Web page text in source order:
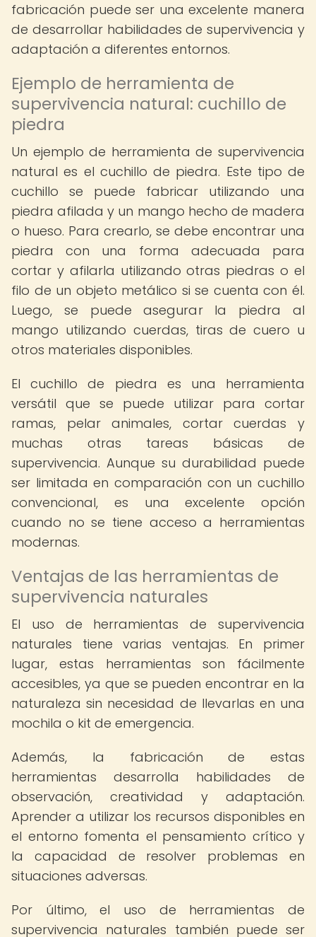
fabricación puede ser una excelente manera
de desarrollar habilidades de supervivencia y
adaptación a diferentes entornos.
Ejemplo de herramienta de
supervivencia natural: cuchillo de
piedra
Un ejemplo de herramienta de supervivencia
natural es el cuchillo de piedra. Este tipo de
cuchillo se puede fabricar utilizando una
piedra afilada y un mango hecho de madera
o hueso. Para crearlo, se debe encontrar una
piedra con una forma adecuada para
cortar y afilarla utilizando otras piedras o el
filo de un objeto metálico si se cuenta con él.
Luego, se puede asegurar la piedra al
mango utilizando cuerdas, tiras de cuero u
otros materiales disponibles.
El cuchillo de piedra es una herramienta
versátil que se puede utilizar para cortar
ramas, pelar animales, cortar cuerdas y
muchas otras tareas básicas de
supervivencia. Aunque su durabilidad puede
ser limitada en comparación con un cuchillo
convencional, es una excelente opción
cuando no se tiene acceso a herramientas
modernas.
Ventajas de las herramientas de
supervivencia naturales
El uso de herramientas de supervivencia
naturales tiene varias ventajas. En primer
lugar, estas herramientas son fácilmente
accesibles, ya que se pueden encontrar en la
naturaleza sin necesidad de llevarlas en una
mochila o kit de emergencia.
Además, la fabricación de estas
herramientas desarrolla habilidades de
observación, creatividad y adaptación.
Aprender a utilizar los recursos disponibles en
el entorno fomenta el pensamiento crítico y
la capacidad de resolver problemas en
situaciones adversas.
Por último, el uso de herramientas de
supervivencia naturales también puede ser